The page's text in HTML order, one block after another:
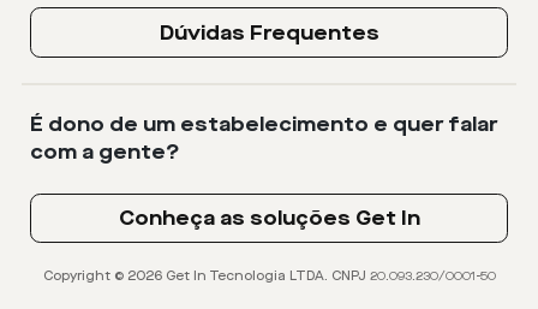
Dúvidas Frequentes
É dono de um estabelecimento e quer falar
com a gente?
Conheça as soluções Get In
Copyright © 2026 Get In Tecnologia LTDA. CNPJ 20.093.230/0001-50